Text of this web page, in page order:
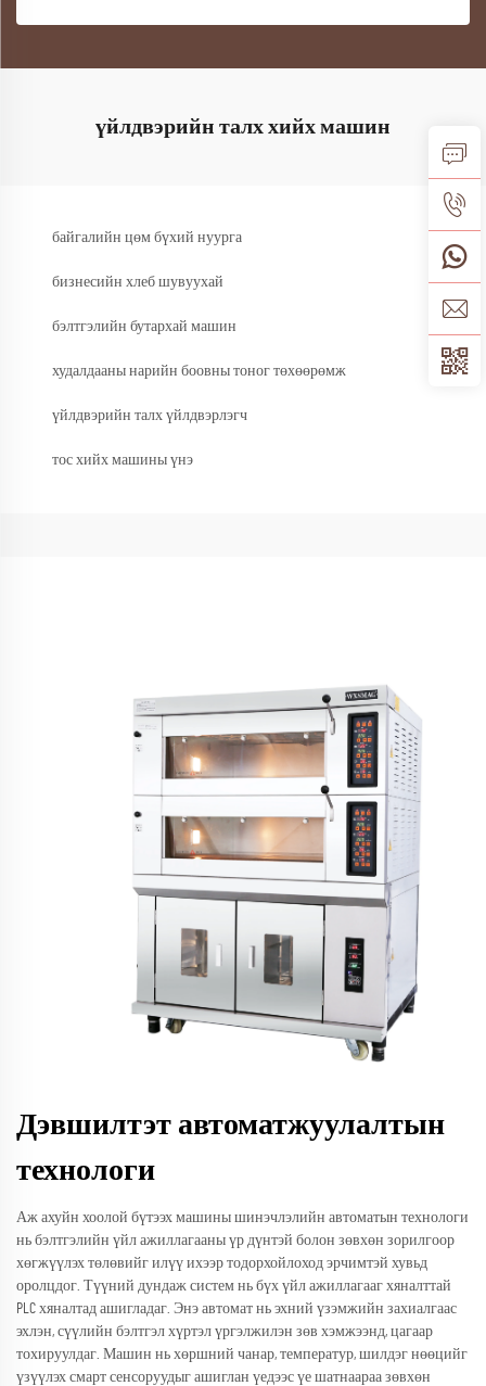
үйлдвэрийн талх хийх машин
байгалийн цөм бүхий нуурга
бизнесийн хлеб шувуухай
бэлтгэлийн бутархай машин
худалдааны нарийн боовны тоног төхөөрөмж
үйлдвэрийн талх үйлдвэрлэгч
тос хийх машины үнэ
Дэвшилтэт автоматжуулалтын
технологи
Аж ахуйн хоолой бүтээх машины шинэчлэлийн автоматын технологи
нь бэлтгэлийн үйл ажиллагааны үр дүнтэй болон зөвхөн зорилгоор
хөгжүүлэх төлөвийг илүү ихээр тодорхойлоход эрчимтэй хувьд
оролцдог. Түүний дундаж систем нь бүх үйл ажиллагааг хяналттай
PLC хяналтад ашигладаг. Энэ автомат нь эхний үзэмжийн захиалгаас
эхлэн, сүүлийн бэлтгэл хүртэл үргэлжилэн зөв хэмжээнд, цагаар
тохируулдаг. Машин нь хөршний чанар, температур, шилдэг нөөцийг
үзүүлэх смарт сенсоруудыг ашиглан үедээс үе шатнаараа зөвхөн